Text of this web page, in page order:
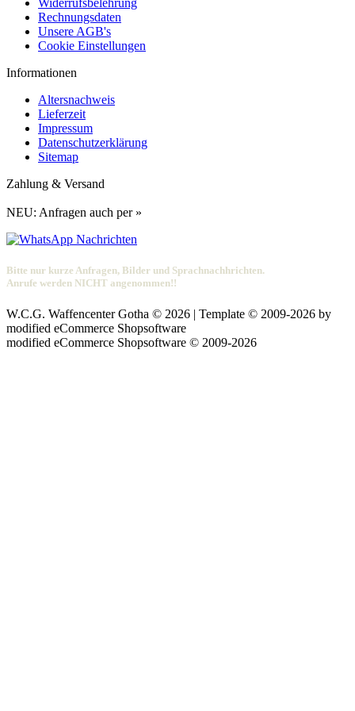
Widerrufsbelehrung
Rechnungsdaten
Unsere AGB's
Cookie Einstellungen
Informationen
Altersnachweis
Lieferzeit
Impressum
Datenschutzerklärung
Sitemap
Zahlung & Versand
NEU: Anfragen auch per »
Bitte nur kurze Anfragen, Bilder und Sprachnachhrichten.
Anrufe werden NICHT angenommen!!
W.C.G. Waffencenter Gotha © 2026 | Template © 2009-2026 by
modified eCommerce Shopsoftware
modified eCommerce Shopsoftware © 2009-2026